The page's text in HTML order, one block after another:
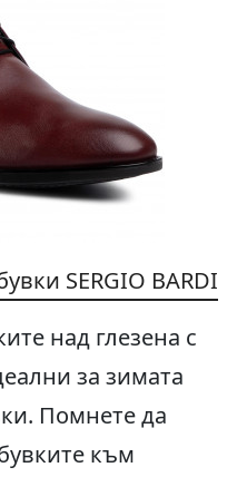
SERGIO BARDI
над глезена с
за зимата
Помнете да
към